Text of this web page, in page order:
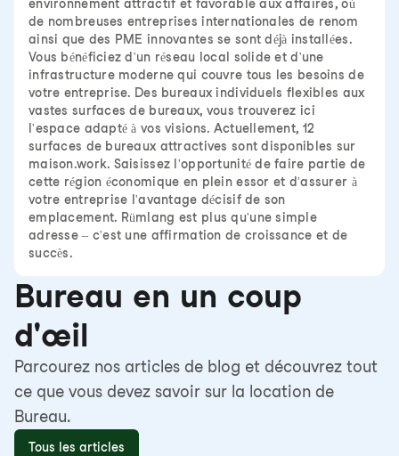
environnement attractif et favorable aux affaires, où
de nombreuses entreprises internationales de renom
ainsi que des PME innovantes se sont déjà installées.
Vous bénéficiez d'un réseau local solide et d'une
infrastructure moderne qui couvre tous les besoins de
votre entreprise. Des bureaux individuels flexibles aux
vastes surfaces de bureaux, vous trouverez ici
l'espace adapté à vos visions. Actuellement, 12
surfaces de bureaux attractives sont disponibles sur
maison.work. Saisissez l'opportunité de faire partie de
cette région économique en plein essor et d'assurer à
votre entreprise l'avantage décisif de son
emplacement. Rümlang est plus qu'une simple
adresse – c'est une affirmation de croissance et de
succès.
Bureau en un coup
d'œil
Parcourez nos articles de blog et découvrez tout
ce que vous devez savoir sur la location de
Bureau.
Tous les articles